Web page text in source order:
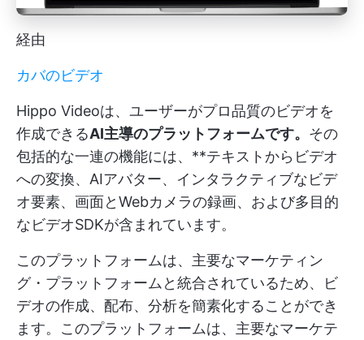
経由
カバのビデオ
Hippo Videoは、ユーザーがプロ品質のビデオを
作成できるAI主導のプラットフォームです。 その
包括的な一連の機能には、**テキストからビデオ
への変換、AIアバター、インタラクティブなビデ
オ要素、画面とWebカメラの録画、および多目的
なビデオSDKが含まれています。
このプラットフォームは、主要なマーケティン
グ・プラットフォームと統合されているため、ビ
デオの作成、配布、分析を簡素化することができ
ます。このプラットフォームは、主要なマーケテ